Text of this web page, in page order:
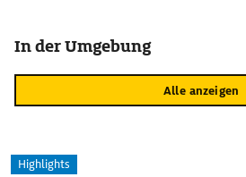
In der Umgebung
Alle anzeigen
Highlights